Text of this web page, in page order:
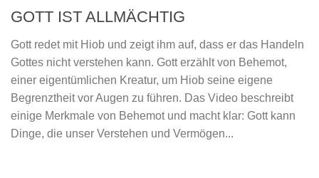
GOTT IST ALLMÄCHTIG
Gott redet mit Hiob und zeigt ihm auf, dass er das Handeln
Gottes nicht verstehen kann. Gott erzählt von Behemot,
einer eigentümlichen Kreatur, um Hiob seine eigene
Begrenztheit vor Augen zu führen. Das Video beschreibt
einige Merkmale von Behemot und macht klar: Gott kann
Dinge, die unser Verstehen und Vermögen...